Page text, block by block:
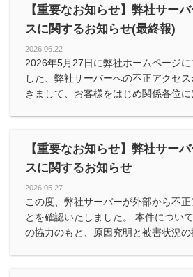
【重要なお知らせ】弊社サー
スに関するお知らせ(最終報)
2026.06.22
2026年5月27日に弊社ホームページに
した、弊社サーバーへの不正アクセ
きまして、お客様をはじめ関係各位
【重要なお知らせ】弊社サー
スに関するお知らせ
2026.05.27
この度、弊社サーバーが外部から不
とを確認いたしました。 本件につい
の協力のもと、原因究明と被害状況